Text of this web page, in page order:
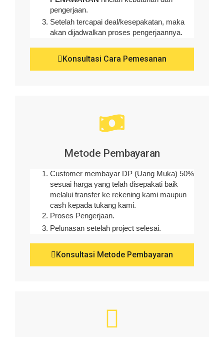
pengerjaan.
Setelah tercapai deal/kesepakatan, maka
akan dijadwalkan proses pengerjaannya.
Konsultasi Cara Pemesanan
Metode Pembayaran
Customer membayar DP (Uang Muka) 50%
sesuai harga yang telah disepakati baik
melalui transfer ke rekening kami maupun
cash kepada tukang kami.
Proses Pengerjaan.
Pelunasan setelah project selesai.
Konsultasi Metode Pembayaran